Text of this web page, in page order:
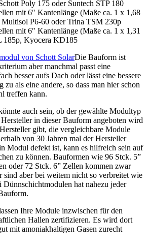
Poly 175 oder Suntech STP 180
mit 6″ Kantenlänge (Maße ca. 1 x 1,68
Multisol P6-60 oder Trina TSM 230p
mit 6″ Kantenlänge (Maße ca. 1 x 1,31
185p, Kyocera KD185
Die Bauform ist
aber manchmal passt eine
besser aufs Dach oder lässt eine bessere
zu als eine andere, so dass man hier schon
treffen kann.
auch sein, ob der gewählte Modultyp
in dieser Bauform angeboten wird
gibt, die vergleichbare Module
von 30 Jahren mal der Hersteller
Modul defekt ist, kann es hilfreich sein auf
zu können. Bauformen wie 96 Stck. 5”
oder 72 Stck. 6” Zellen kommen zwar
sind aber bei weitem nicht so verbreitet wie
Dünnschichtmodulen hat nahezu jeder
Ihre Module inzwischen für den
Hallen zertifizieren. Es wird dort
mit amoniakhaltigen Gasen zurecht